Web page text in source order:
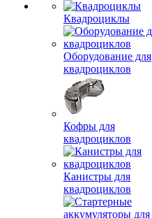
Квадроциклы
Оборудование для
квадроциклов
Кофры для
квадроциклов
Канистры для
квадроциклов